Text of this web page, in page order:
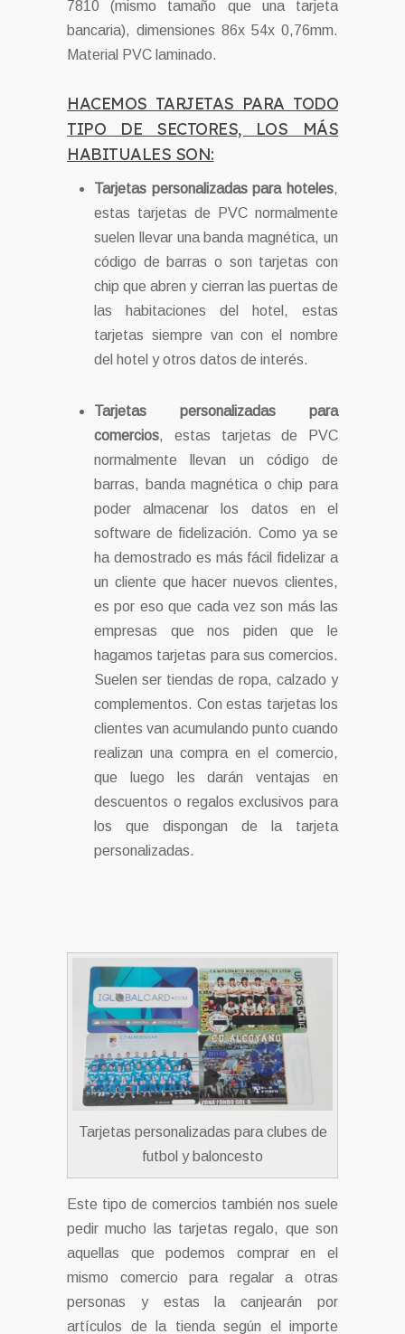
7810 (mismo tamaño que una tarjeta
bancaria), dimensiones 86x 54x 0,76mm.
Material PVC laminado.
HACEMOS TARJETAS PARA TODO
TIPO DE SECTORES, LOS MÁS
HABITUALES SON:
Tarjetas personalizadas para hoteles,
estas tarjetas de PVC normalmente
suelen llevar una banda magnética, un
código de barras o son tarjetas con
chip que abren y cierran las puertas de
las habitaciones del hotel, estas
tarjetas siempre van con el nombre
del hotel y otros datos de interés.
Tarjetas personalizadas para
comercios, estas tarjetas de PVC
normalmente llevan un código de
barras, banda magnética o chip para
poder almacenar los datos en el
software de fidelización. Como ya se
ha demostrado es más fácil fidelizar a
un cliente que hacer nuevos clientes,
es por eso que cada vez son más las
empresas que nos piden que le
hagamos tarjetas para sus comercios.
Suelen ser tiendas de ropa, calzado y
complementos. Con estas tarjetas los
clientes van acumulando punto cuando
realizan una compra en el comercio,
que luego les darán ventajas en
descuentos o regalos exclusivos para
los que dispongan de la tarjeta
personalizadas.
Tarjetas personalizadas para clubes de
futbol y baloncesto
Este tipo de comercios también nos suele
pedir mucho las tarjetas regalo, que son
aquellas que podemos comprar en el
mismo comercio para regalar a otras
personas y estas la canjearán por
artículos de la tienda según el importe